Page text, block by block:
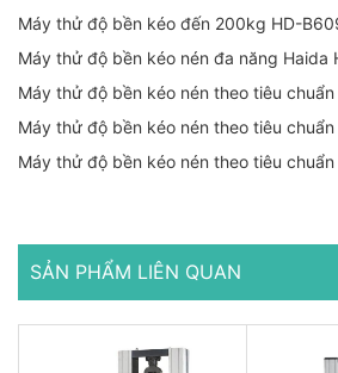
Máy thử độ bền kéo đến 200kg HD-
Máy thử độ bền kéo nén đa năng Haida
Máy thử độ bền kéo nén theo tiêu chuẩn
Máy thử độ bền kéo nén theo tiêu chuẩn
Máy thử độ bền kéo nén theo tiêu chuẩn
SẢN PHẨM LIÊN QUAN